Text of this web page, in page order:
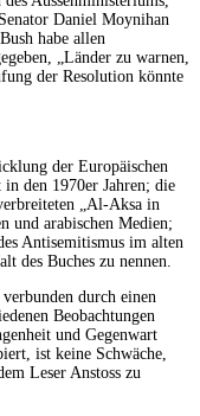
Daniel Moynihan
habe allen
„Länder zu warnen,
der Resolution könnte
der Europäischen
den 1970er Jahren; die
„Al-Aksa in
und arabischen Medien;
Antisemitismus im alten
des Buches zu nennen.
durch einen
Beobachtungen
und Gegenwart
ist keine Schwäche,
Leser Anstoss zu